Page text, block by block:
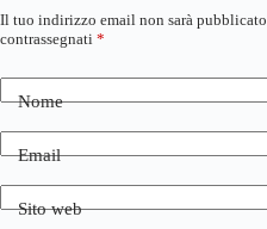
Il tuo indirizzo email non sarà
contrassegnati *
Nome
Email
Sito web